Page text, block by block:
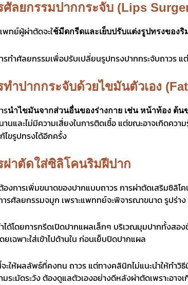
ศัลยกรรมปากกระจับ (Lips
พทย์ผู้ผ่าตัดจะใช้มีดกรีดและเย็บปรับแต่งรูปทรงของ
รทำศัลยกรรมเพื่อปรับเปลี่ยนรูปทรงปากกระจับถาวร
ทำปากกระจับด้วยไขมันตัวเอง
รนำไขมันจากส่วนอื่นของร่างกาย เช่น หน้าท้อง ต้
านและไม่มีความเสี่ยงในการติดเชื้อ แต่ขณะอาจเกิดคว
ไขรูปทรงได้อีกครั้ง
ผ่าตัดใส่ซิลิโคนริมฝีปาก
งการเพิ่มขนาดของปากแบบถาวร การผ่าตัดเสริมซิลิโ
รศัลยกรรมจมูก เพราะแพททย์จะพิจารณาขนาด รูปร่า
ได้โดยการกรีดเปิดปากแผลเล็กๆ บริเวณมุมปากทั้งสอ
ยเฉพาะใส่เข้าไปด้านใน ก่อนเย็บปิดปากแผล
ะให้ผลลัพธ์ที่คงทน ถาวร แต่ทางคลินิกไม่แนะนำให้ทำวิ
มระมัดระวัง ต้องดูแลตัวเองอย่างดีหลังผ่าตัดเพราะอา